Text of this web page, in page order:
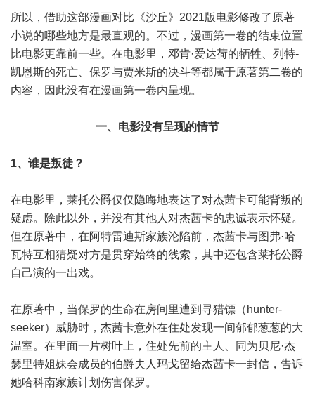
所以，借助这部漫画对比《沙丘》2021版电影修改了原著
小说的哪些地方是最直观的。不过，漫画第一卷的结束位置
比电影更靠前一些。在电影里，邓肯·爱达荷的牺牲、列特-
凯恩斯的死亡、保罗与贾米斯的决斗等都属于原著第二卷的
内容，因此没有在漫画第一卷内呈现。
一、电影没有呈现的情节
1、谁是叛徒？
在电影里，莱托公爵仅仅隐晦地表达了对杰茜卡可能背叛的
疑虑。除此以外，并没有其他人对杰茜卡的忠诚表示怀疑。
但在原著中，在阿特雷迪斯家族沦陷前，杰茜卡与图弗·哈
瓦特互相猜疑对方是贯穿始终的线索，其中还包含莱托公爵
自己演的一出戏。
在原著中，当保罗的生命在房间里遭到寻猎镖（hunter-
seeker）威胁时，杰茜卡意外在住处发现一间郁郁葱葱的大
温室。在里面一片树叶上，住处先前的主人、同为贝尼·杰
瑟里特姐妹会成员的伯爵夫人玛戈留给杰茜卡一封信，告诉
她哈科南家族计划伤害保罗。